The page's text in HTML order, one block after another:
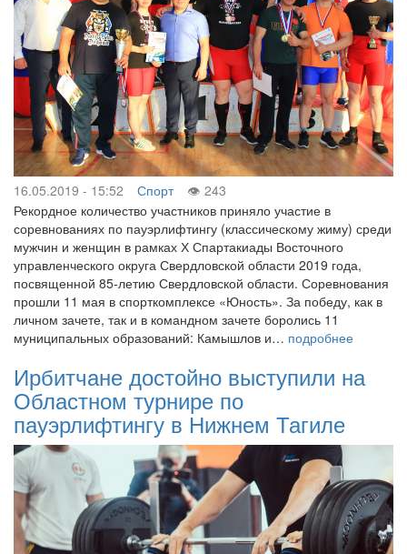
16.05.2019 - 15:52 Спорт
243
Рекордное количество участников приняло участие в
соревнованиях по пауэрлифтингу (классическому жиму) среди
мужчин и женщин в рамках Х Спартакиады Восточного
управленческого округа Свердловской области 2019 года,
посвященной 85-летию Свердловской области. Соревнования
прошли 11 мая в спорткомплексе «Юность». За победу, как в
личном зачете, так и в командном зачете боролись 11
муниципальных образований: Камышлов и… подробнее
Ирбитчане достойно выступили на
Областном турнире по
пауэрлифтингу в Нижнем Тагиле